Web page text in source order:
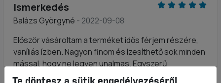
Ismerkedés
Balázs Györgyné - 2022-09-08
Először vásároltam a terméket idős férjem részére,
vaníliás ízben. Nagyon finom és ízesíthető sok minden
mással, hogy ne legyen unalmas. Egyszerű
elkészíteni, bár adagoló kanál hasznos lenne a